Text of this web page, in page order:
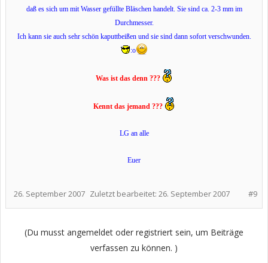
daß es sich um mit Wasser gefüllte Bläschen handelt. Sie sind ca. 2-3 mm im
Durchmesser.
Ich kann sie auch sehr schön kaputtbeißen und sie sind dann sofort verschwunden.
:o
Was ist das denn ???
Kennt das jemand ???
LG an alle
Euer
#9
26. September 2007 Zuletzt bearbeitet: 26. September 2007
(Du musst angemeldet oder registriert sein, um Beiträge
verfassen zu können. )